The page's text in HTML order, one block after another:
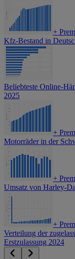
+
Kfz-Bestand in
Beliebteste Online-
2025
+
Motorräder in der
+
Umsatz von Harley-
+
Verteilung der
Erstzulassung 2024